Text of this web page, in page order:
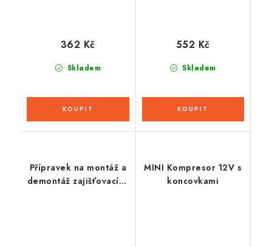
Skladem
362 Kč
Skladem
552 Kč
Přípravek na montáž a
demontáž zajišťovacích
MINI Kompresor 12V s
koncovkami